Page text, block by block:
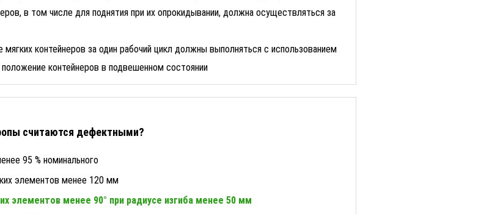
в том числе для поднятия при их опрокидывании, должна осуществляться за
контейнеров за один рабочий цикл должны выполняться с использованием
контейнеров в подвешенном состоянии
считаются дефектными?
95 % номинального
элементов менее 120 мм
элементов менее 90° при радиусе изгиба менее 50 мм